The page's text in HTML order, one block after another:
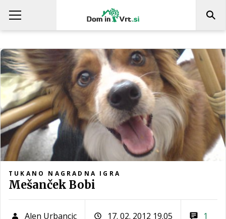
TUKANO NAGRADNA IGRA
Mešanček Bobi
Alen Urbancic 17. 02. 2012 19.05 1